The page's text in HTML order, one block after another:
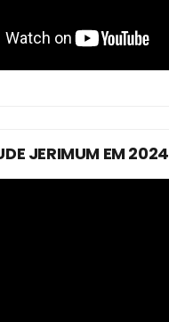
JERIMUM EM 2024